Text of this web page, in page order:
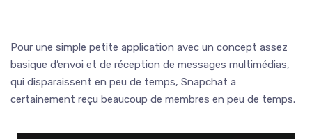
Pour une simple petite application avec un concept assez
basique d’envoi et de réception de messages multimédias,
qui disparaissent en peu de temps, Snapchat a
certainement reçu beaucoup de membres en peu de temps.